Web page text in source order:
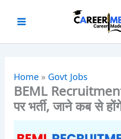
Home» Govt Jobs
BEML
पर भर्ती, जाने कब से